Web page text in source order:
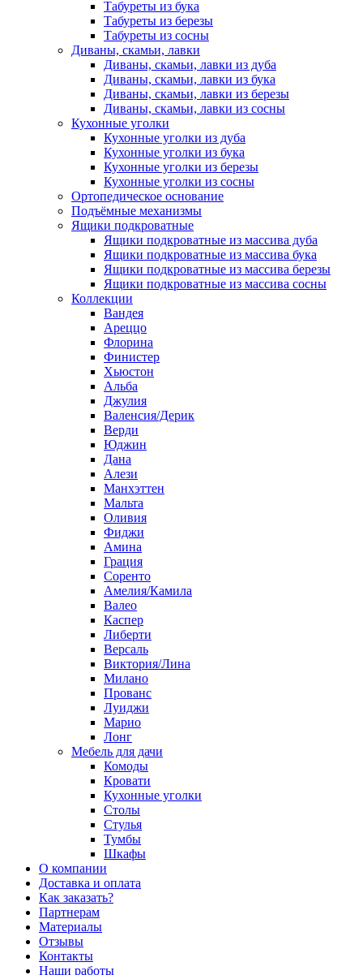
Табуреты из бука
Табуреты из березы
Табуреты из сосны
Диваны, скамьи, лавки
Диваны, скамьи, лавки из дуба
Диваны, скамьи, лавки из бука
Диваны, скамьи, лавки из березы
Диваны, скамьи, лавки из сосны
Кухонные уголки
Кухонные уголки из дуба
Кухонные уголки из бука
Кухонные уголки из березы
Кухонные уголки из сосны
Ортопедическое основание
Подъёмные механизмы
Ящики подкроватные
Ящики подкроватные из массива дуба
Ящики подкроватные из массива бука
Ящики подкроватные из массива березы
Ящики подкроватные из массива сосны
Коллекции
Вандея
Ареццо
Флорина
Финистер
Хьюстон
Альба
Джулия
Валенсия/Дерик
Верди
Юджин
Дана
Алези
Манхэттен
Мальта
Оливия
Фиджи
Амина
Грация
Соренто
Амелия/Камила
Валео
Каспер
Либерти
Версаль
Виктория/Лина
Милано
Прованс
Луиджи
Марио
Лонг
Мебель для дачи
Комоды
Кровати
Кухонные уголки
Столы
Стулья
Тумбы
Шкафы
О компании
Доставка и оплата
Как заказать?
Партнерам
Материалы
Отзывы
Контакты
Наши работы